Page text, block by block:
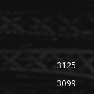
3125
3099